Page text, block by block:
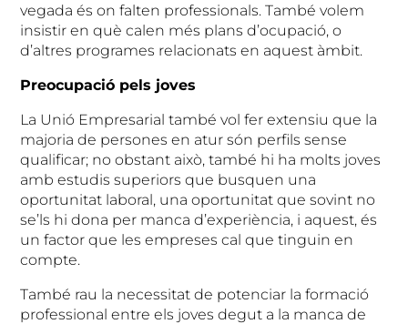
vegada és on falten professionals. També volem
insistir en què calen més plans d’ocupació, o
d’altres programes relacionats en aquest àmbit.
Preocupació pels joves
La Unió Empresarial també vol fer extensiu que la
majoria de persones en atur són perfils sense
qualificar; no obstant això, també hi ha molts joves
amb estudis superiors que busquen una
oportunitat laboral, una oportunitat que sovint no
se’ls hi dona per manca d’experiència, i aquest, és
un factor que les empreses cal que tinguin en
compte.
També rau la necessitat de potenciar la formació
professional entre els joves degut a la manca de